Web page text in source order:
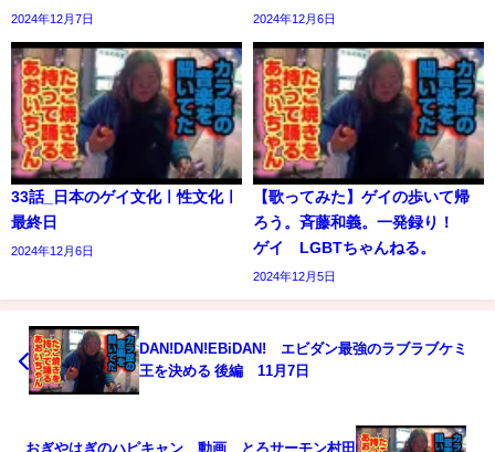
2024年12月7日 2024年12月6日
33話_日本のゲイ文化ㅣ性文化ㅣ
最終日
2024年12月6日
【歌ってみた】ゲイの歩いて帰
ろう。斉藤和義。一発録り！
ゲイ LGBTちゃんねる。
2024年12月5日
DAN!DAN!EBiDAN! エビダン最強のラブラブケミ
王を決める 後編 11月7日
おぎやはぎのハピキャン 動画 とろサーモン村田